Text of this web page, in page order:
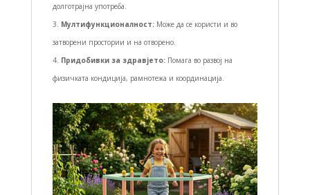
долготрајна употреба.
Мултифункционалност:Може да се користи и во
затворени простории и на отворено.
Придобивки за здравјето:Помага во развој на
физичката кондиција, рамнотежа и координација.